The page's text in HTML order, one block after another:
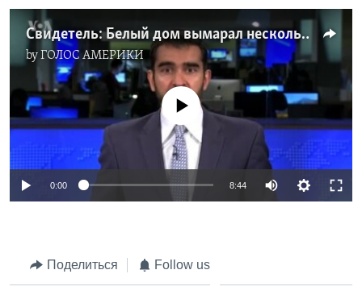
Свидетель: Белый дом вымарал несколько фраз из расшифровки беседы президентов
byГОЛОС АМЕРИКИ
No media source currently available
0:00 8:44
Поделиться Follow us